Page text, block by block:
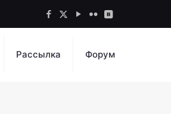
Рассылка Форум